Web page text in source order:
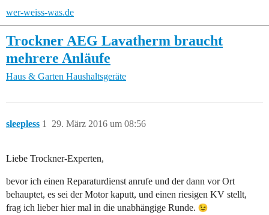
wer-weiss-was.de
Trockner AEG Lavatherm braucht
mehrere Anläufe
Haus & Garten Haushaltsgeräte
sleepless 29. März 2016 um 08:56
1
Liebe Trockner-Experten,
bevor ich einen Reparaturdienst anrufe und der dann vor Ort
behauptet, es sei der Motor kaputt, und einen riesigen KV stellt,
frag ich lieber hier mal in die unabhängige Runde.